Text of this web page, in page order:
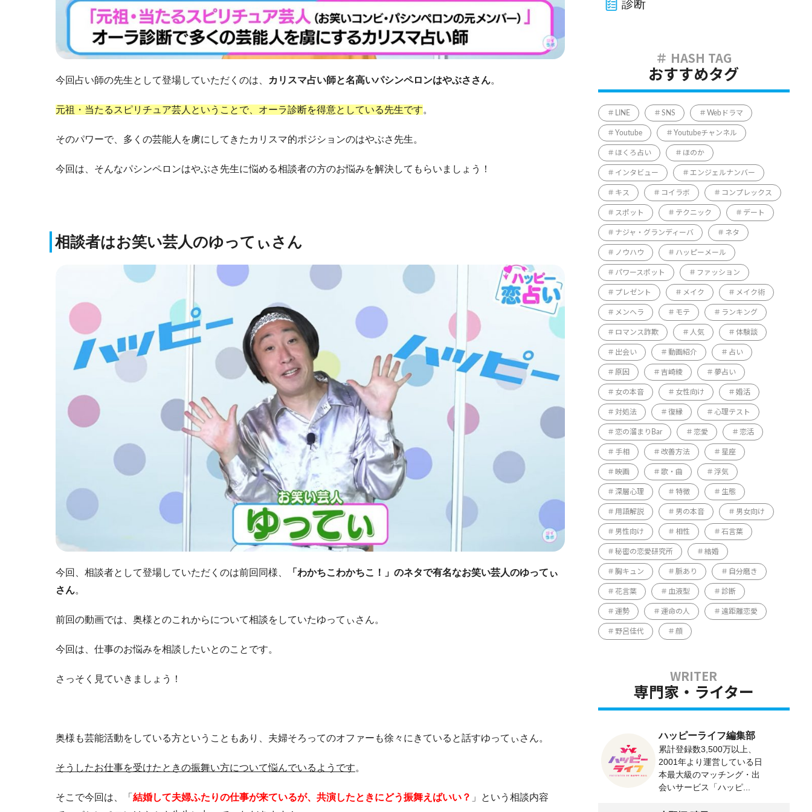
今回占い師の先生として登場していただくのは、 カリスマ占い師と名高いパシンペロンはやぶささん。
元祖・当たるスピリチュア芸人ということで、オーラ診断を得意としている先生です。
そのパワーで、多くの芸能人を虜にしてきたカリスマ的ポジションのはやぶさ先生。
今回は、そんなパシンペロンはやぶさ先生に悩める相談者の方のお悩みを解決してもらいましょう！
相談者はお笑い芸人のゆってぃさん
今回、相談者として登場していただくのは前回同様、
「わかちこわかちこ！」のネタで有名なお笑い芸人のゆってぃ
さん。
前回の動画では、奥様とのこれからについて相談をしていたゆってぃさん。
今回は、仕事のお悩みを相談したいとのことです。
さっそく見ていきましょう！
奥様も芸能活動をしている方ということもあり、夫婦そろってのオファーも徐々にきていると話すゆってぃさん。
そうしたお仕事を受けたときの振舞い方について悩んでいるようです。
そこで今回は、「 結婚して夫婦ふたりの仕事が来ているが、共演したときにどう振舞えばいい？ 」という相談内容
診断
おすすめタグ
LINE SNS Webドラマ
Youtube Youtubeチャンネル
ほくろ占い ほのか
インタビュー エンジェルナンバー
キス コイラボ コンプレックス
スポット テクニック デート
ナジャ・グランディーバ ネタ
ノウハウ ハッピーメール
パワースポット ファッション
プレゼント メイク メイク術
メンヘラ モテ ランキング
ロマンス詐欺 人気 体験談
出会い 動画紹介 占い
原因 吉崎綾 夢占い
女の本音 女性向け 婚活
対処法 復縁 心理テスト
恋の溜まりBar 恋愛 恋活
手相 改善方法 星座
映画 歌・曲 浮気
深層心理 特徴 生態
用語解説 男の本音 男女向け
男性向け 相性 石言葉
秘密の恋愛研究所 結婚
胸キュン 脈あり 自分磨き
花言葉 血液型 診断
運勢 運命の人 遠距離恋愛
野呂佳代 顔
専門家・ライター
ハッピーライフ編集部
累計登録数3,500万以上、
2001年より運営している日
本最大級のマッチング・出
会いサービス「ハッピ...